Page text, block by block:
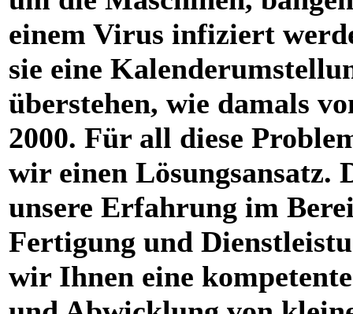
einem Virus infiziert
sie eine
überstehen, wie damals
2000. Für all diese
wir einen Lösungsansatz.
unsere Erfahrung im
Fertigung und
wir Ihnen eine